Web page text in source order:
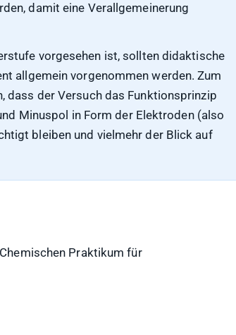
damit eine Verallgemeinerung
vorgesehen ist, sollten didaktische
allgemein vorgenommen werden. Zum
der Versuch das Funktionsprinzip
Minuspol in Form der Elektroden (also
bleiben und vielmehr der Blick auf
Praktikum für